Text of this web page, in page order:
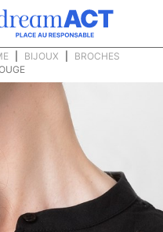
BIJOUX
BROCHES